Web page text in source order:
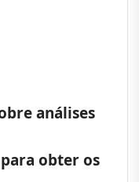
análises
obter os